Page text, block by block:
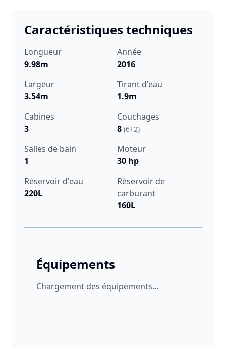
Caractéristiques techniques
Longueur
9.98m
Année
2016
Largeur
3.54m
Tirant d'eau
1.9m
Cabines
3
Couchages
8 (6+2)
Salles de bain
1
Moteur
30 hp
Réservoir d'eau
220L
Réservoir de
carburant
160L
Équipements
Chargement des équipements...